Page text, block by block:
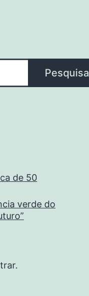
de 50
verde do